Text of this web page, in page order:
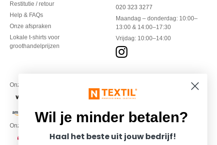
Restitutie / retour
Help & FAQs
Onze afspraken
Lokale t-shirts voor
groothandelprijzen
020 323 3277
Maandag – donderdag: 10:00–
13:00 & 14:00–17:30
Vrijdag: 10:00–14:00
Onze financiële partners
Onze transporteurs
Wil je minder betalen?
Haal het beste uit jouw bedrijf!